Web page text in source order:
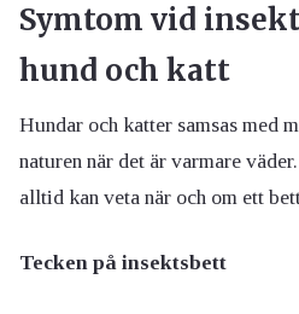
Symtom vid
hund och katt
Hundar och katter samsas med
naturen när det är varmare
alltid kan veta när och om ett
Tecken på insektsbett